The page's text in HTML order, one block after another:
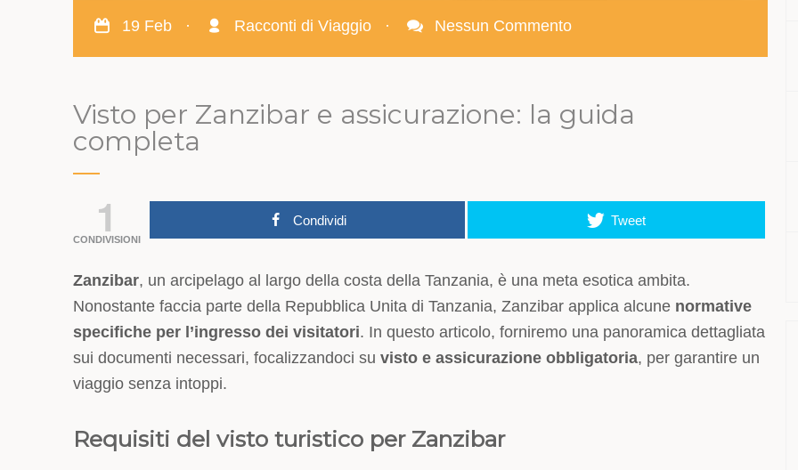
19 Feb · Racconti di Viaggio · Nessun Commento
Visto per Zanzibar e assicurazione: la guida
completa
1
CONDIVISIONI
Condividi Tweet
Zanzibar, un arcipelago al largo della costa della Tanzania, è una meta esotica ambita.
Nonostante faccia parte della Repubblica Unita di Tanzania, Zanzibar applica alcune normative
specifiche per l’ingresso dei visitatori. In questo articolo, forniremo una panoramica dettagliata
sui documenti necessari, focalizzandoci su visto e assicurazione obbligatoria, per garantire un
viaggio senza intoppi.
Requisiti del visto turistico per Zanzibar